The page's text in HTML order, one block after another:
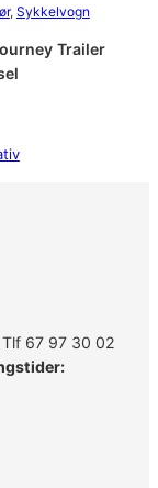
, Sykkelvogn
Trailer
Tlf 67 97 30 02